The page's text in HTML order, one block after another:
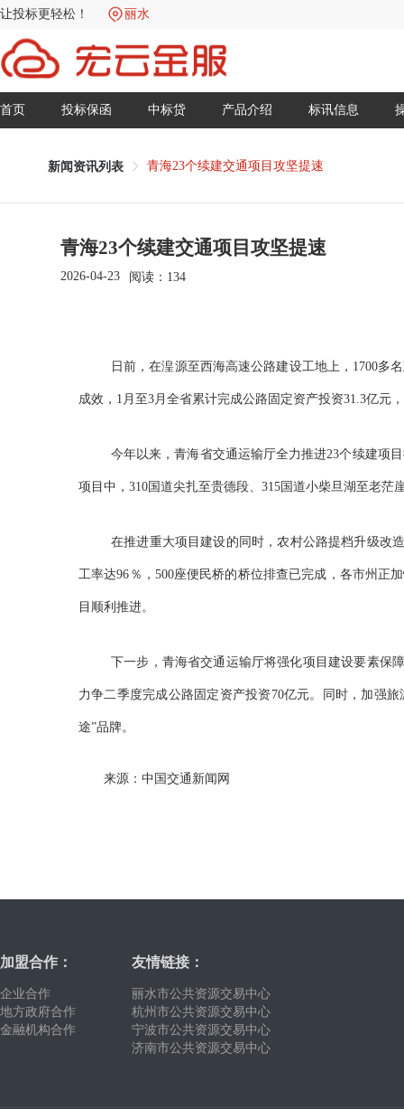
让投标更轻松！ 丽水
首页 投标保函 中标贷 产品介绍 标讯信息
新闻资讯列表 青海23个续建交通项目攻坚提速
青海23个续建交通项目攻坚提速
2026-04-23 阅读： 134
日前，在湟源至西海高速公路建设工地上，1700多
成效，1月至3月全省累计完成公路固定资产投资31.3亿元
今年以来，青海省交通运输厅全力推进23个续建项
项目中，310国道尖扎至贵德段、315国道小柴旦湖至老
在推进重大项目建设的同时，农村公路提档升级改
工率达96％，500座便民桥的桥位排查已完成，各市州正
目顺利推进。
下一步，青海省交通运输厅将强化项目建设要素保
力争二季度完成公路固定资产投资70亿元。同时，加强
途”品牌。
来源：中国交通新闻网
加盟合作：
企业合作
地方政府合作
金融机构合作
友情链接：
丽水市公共资源交易中心
杭州市公共资源交易中心
宁波市公共资源交易中心
济南市公共资源交易中心